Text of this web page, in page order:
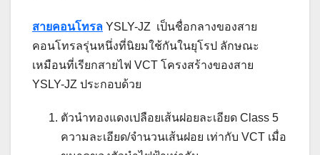
สายคอนโทรล YSLY-JZ เป็นชื่อกลางของสาย
คอนโทรลรุ่นหนึ่งที่นิยมใช้กันในยุโรป ลักษณะ
เหมือนที่เรียกสายไฟ VCT โครงสร้างของสาย
YSLY-JZ ประกอบด้วย
ตัวนำทองแดงเปลือยเส้นฝอยละเอียด Class 5
ความละเอียด/จำนวนเส้นฝอย เท่ากับ VCT เมื่อ